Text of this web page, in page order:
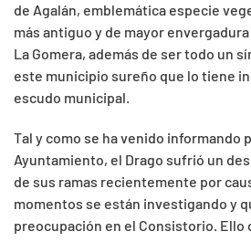
de Agalán, emblemática especie
más antiguo y de mayor
La Gomera, además de ser todo un
este municipio sureño que lo tiene
escudo municipal.
Tal y como se ha venido informando
Ayuntamiento, el Drago sufrió un
de sus ramas recientemente por
momentos se están investigando y
preocupación en el Consistorio. Ello